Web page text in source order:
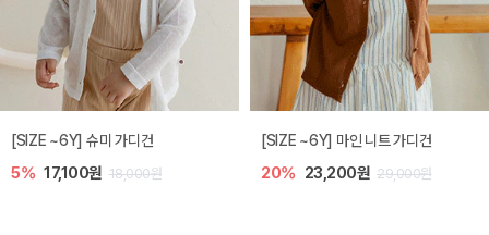
밀라 아기 점프수트
10% 30,600원 34,000원
밀라 아기 셋업
40% 26,400원 44,000원